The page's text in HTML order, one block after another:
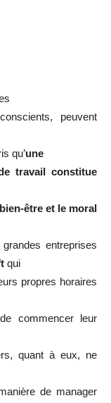
peuvent
qu’une
travail constitue
être et le moral
entreprises
qui
propres horaires
commencer leur
quant à eux, ne
de manager